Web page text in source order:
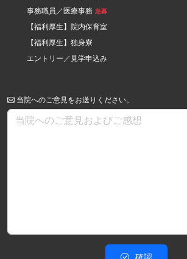
事務職員／医療事務 急募
【福利厚生】院内保育室
【福利厚生】独身寮
エントリー／見学申込み
当院へのご意見をお送りください。